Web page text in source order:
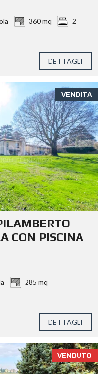
360 mq
2
DETTAGLI
VENDITA
CON PISCINA
285 mq
DETTAGLI
VENDUTO